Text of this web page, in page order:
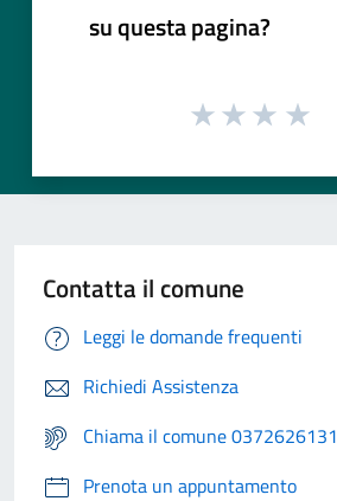
su questa pagina?
Contatta il comune
Leggi le domande frequenti
Richiedi Assistenza
Chiama il comune 0372626131
Prenota un appuntamento